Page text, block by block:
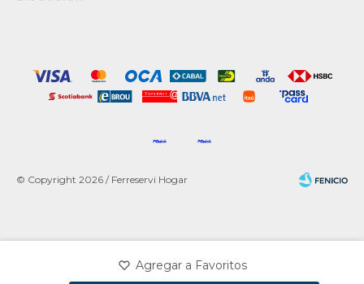
© Copyright 2026 / Ferreservi Hogar